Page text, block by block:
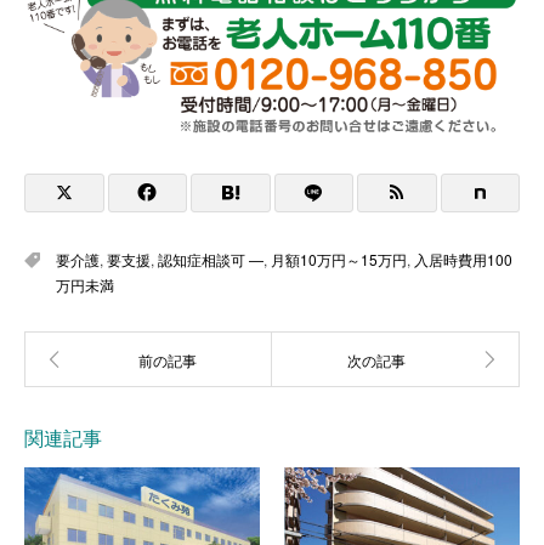
要介護, 要支援, 認知症相談可 —, 月額10万円～15万円, 入居時費用100
万円未満
関連記事